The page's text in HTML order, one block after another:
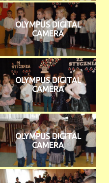
OLYMPUS DIGITAL
CAMERA
OLYMPUS DIGITAL
CAMERA
OLYMPUS DIGITAL
CAMERA